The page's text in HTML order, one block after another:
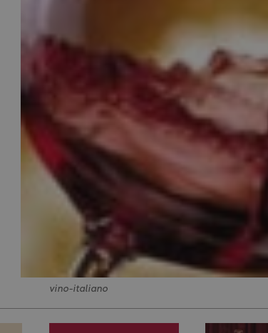
vino-italiano